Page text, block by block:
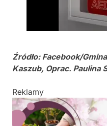
Źródło: Facebook/
Kaszub, Oprac. Paulina
Reklamy